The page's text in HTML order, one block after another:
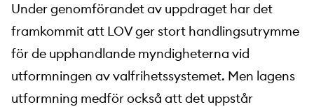
Under genomförandet av uppdraget har det
framkommit att LOV ger stort handlingsutrymme
för de upphandlande myndigheterna vid
utformningen av valfrihetssystemet. Men lagens
utformning medför också att det uppstår